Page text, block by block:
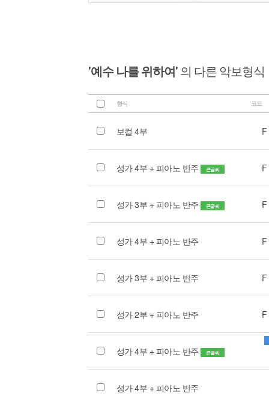
'예수 나를 위하여'의 다른 악보형식
형식 코드
보컬 4부
성가 4부 + 피아노 반주 큰글씨
성가 3부 + 피아노 반주 큰글씨
성가 4부 + 피아노 반주
성가 3부 + 피아노 반주
성가 2부 + 피아노 반주
성가 4부 + 피아노 반주 큰글씨
성가 4부 + 피아노 반주